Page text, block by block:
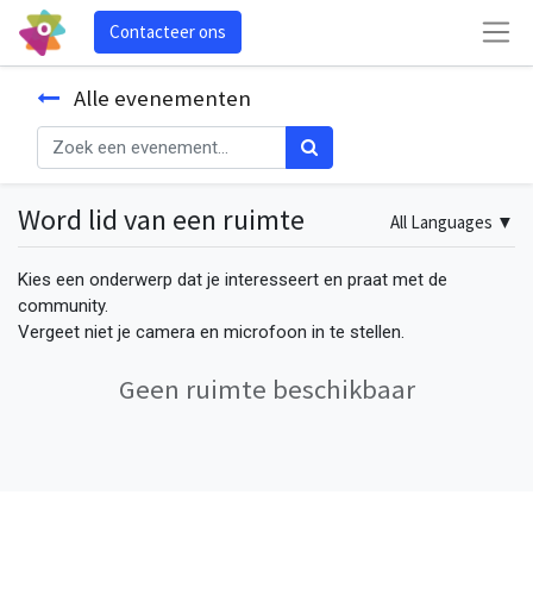
Contacteer ons
Alle evenementen
Word lid van een ruimte All Languages ▼
Kies een onderwerp dat je interesseert en praat met de
community.
Vergeet niet je camera en microfoon in te stellen.
Geen ruimte beschikbaar